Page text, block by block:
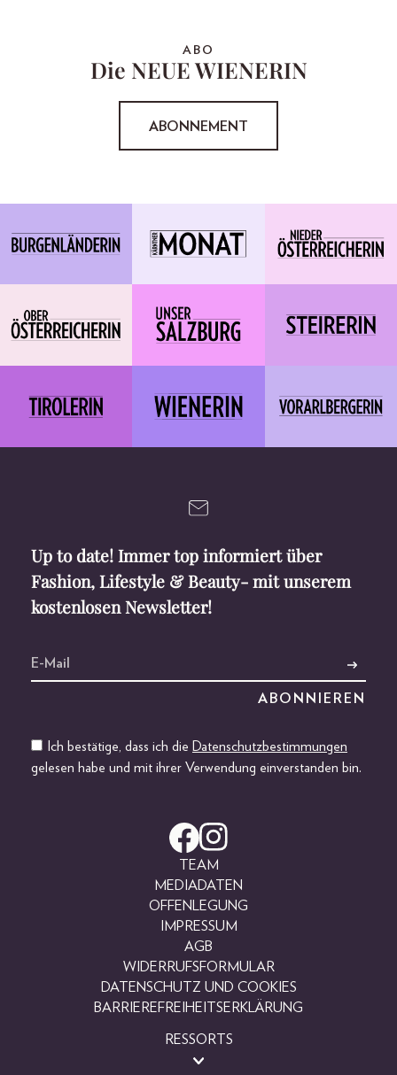
ABO
Die NEUE WIENERIN
ABONNEMENT
Up to date! Immer top informiert über
Fashion, Lifestyle & Beauty- mit unserem
kostenlosen Newsletter!
Ich bestätige, dass ich die Datenschutzbestimmungen
gelesen habe und mit ihrer Verwendung einverstanden bin.
TEAM
MEDIADATEN
OFFENLEGUNG
IMPRESSUM
AGB
WIDERRUFSFORMULAR
DATENSCHUTZ UND COOKIES
BARRIEREFREIHEITSERKLÄRUNG
RESSORTS